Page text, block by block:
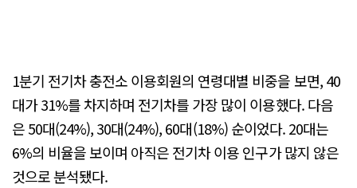
1분기 전기차 충전소 이용회원의 연령대별 비중을 보면, 40
대가 31%를 차지하며 전기차를 가장 많이 이용했다. 다음
은 50대(24%), 30대(24%), 60대(18%) 순이었다. 20대는
6%의 비율을 보이며 아직은 전기차 이용 인구가 많지 않은
것으로 분석됐다.